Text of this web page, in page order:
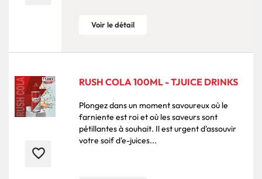
Voir le détail
favorite_border
RUSH COLA 100ML - TJUICE DRINKS
Plongez dans un moment savoureux où le
farniente est roi et où les saveurs sont
pétillantes à souhait. Il est urgent d'assouvir
votre soif d'e-juices...